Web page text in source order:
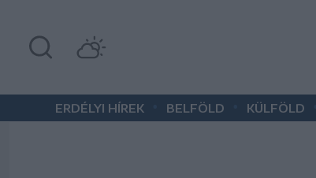
ERDÉLYI HÍREK BELFÖLD KÜLFÖLD